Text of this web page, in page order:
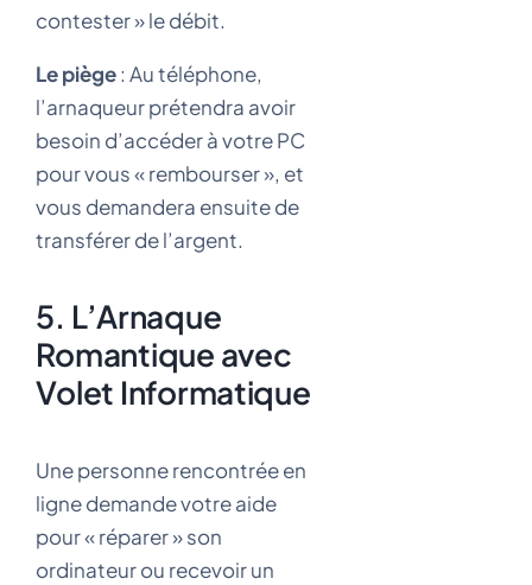
contester » le débit.
Le piège: Au téléphone,
l’arnaqueur prétendra avoir
besoin d’accéder à votre PC
pour vous « rembourser », et
vous demandera ensuite de
transférer de l’argent.
5. L’Arnaque
Romantique avec
Volet Informatique
Une personne rencontrée en
ligne demande votre aide
pour « réparer » son
ordinateur ou recevoir un